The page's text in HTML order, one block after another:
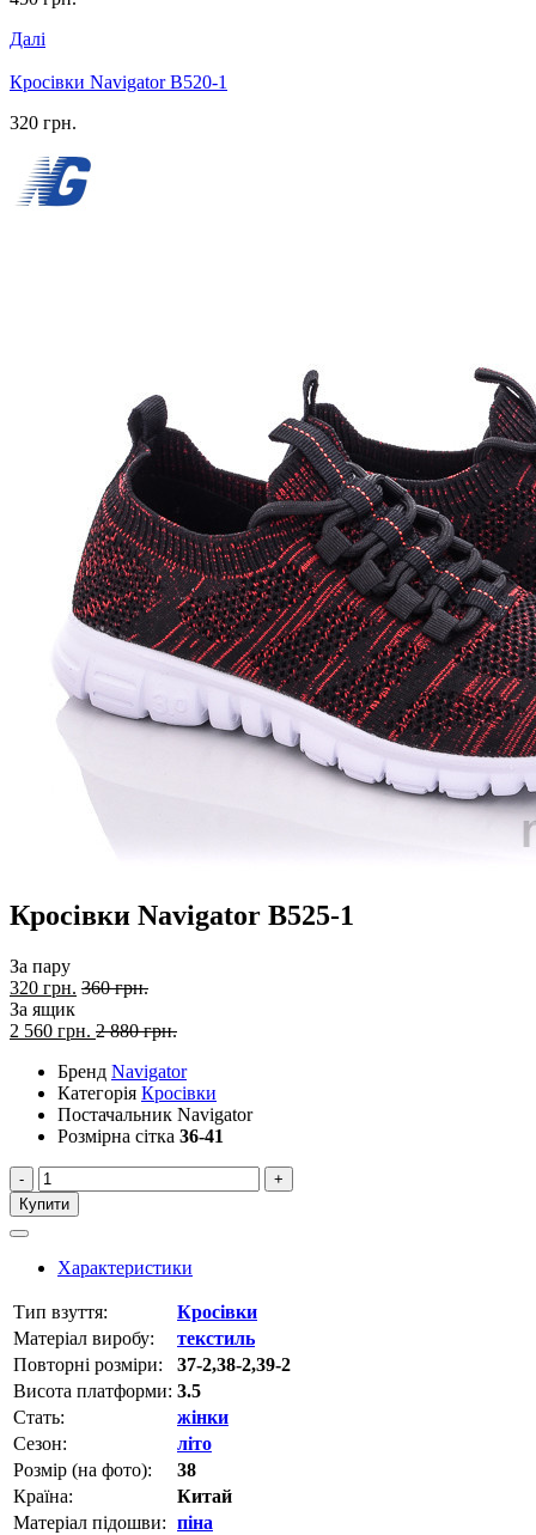
Далі
Кросівки Navigator B520-1
320 грн.
Кросівки Navigator B525-1
За пару
320 грн. 360 грн.
За ящик
2 560 грн. 2 880 грн.
Бренд Navigator
Категорія Кросівки
Постачальник Navigator
Розмірна сітка 36-41
-
+
Купити
Характеристики
Тип взуття:
Кросівки
Матеріал виробу:
текстиль
Повторні розміри:
37-2,38-2,39-2
Висота платформи: 3.5
Стать:
жінки
Сезон:
літо
Розмір (на фото):
38
Країна:
Китай
Матеріал підошви: піна